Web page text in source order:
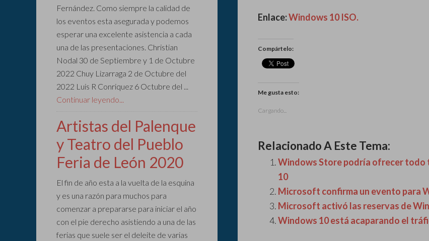
Enlace:Windows 10 ISO.
Compártelo:
Me gusta esto:
Cargando...
Relacionado A Este Tema:
Windows Store podría ofrecer todo
10
Microsoft confirma un evento para
Microsoft activó las reservas de
Windows 10 está acaparando el
Fernández. Como siempre la calidad de
los eventos esta asegurada y podemos
esperar una excelente asistencia a cada
una de las presentaciones. Christian
Nodal 30 de Septiembre y 1 de Octubre
2022 Chuy Lizarraga 2 de Octubre del
2022 Luis R Conriquez 6 Octubre del ...
Continuar leyendo...
Artistas del Palenque
y Teatro del Pueblo
Feria de León 2020
El fin de año esta a la vuelta de la esquina
y es una razón para muchos para
comenzar a prepararse para iniciar el año
con el pie derecho asistiendo a una de las
ferias que suele ser el deleite de varias